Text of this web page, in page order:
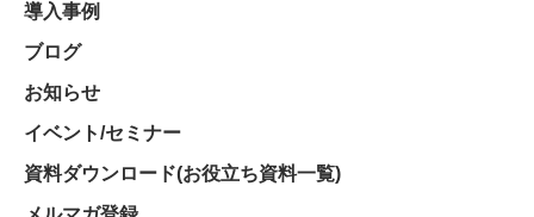
導入事例
ブログ
お知らせ
イベント/セミナー
資料ダウンロード(お役立ち資料一覧)